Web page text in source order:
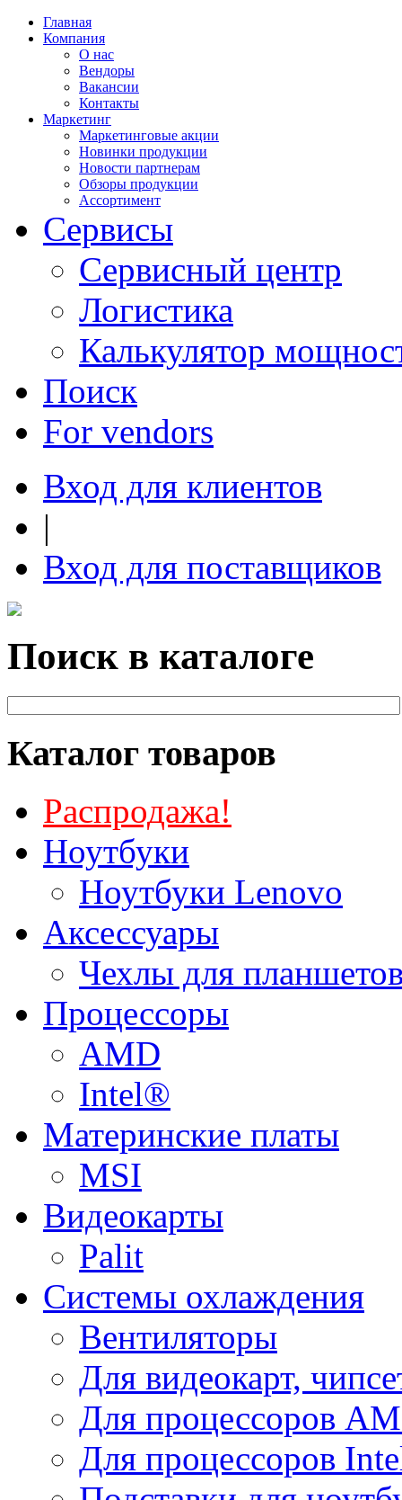
Главная
Компания
О нас
Вендоры
Вакансии
Контакты
Маркетинг
Маркетинговые акции
Новинки продукции
Новости партнерам
Обзоры продукции
Ассортимент
Сервисы
Сервисный центр
Логистика
Калькулятор
Поиск
For vendors
Вход для клиентов
|
Вход для поставщиков
Поиск в каталоге
Каталог товаров
Распродажа!
Ноутбуки
Ноутбуки Lenovo
Аксессуары
Чехлы для
Процессоры
AMD
Intel®
Материнские платы
MSI
Видеокарты
Palit
Системы охлаждения
Вентиляторы
Для видеокарт,
Для процессоров
Для процессоров